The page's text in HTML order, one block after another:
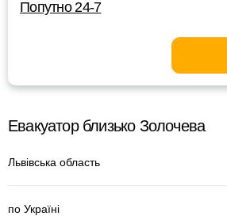
Попутно 24-7
Евакуатор близько Золочева
Львівська область
по Україні